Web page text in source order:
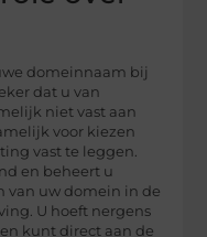
domeinnaam bij
dat u van
niet vast aan
voor kiezen
vast te leggen.
en beheert u
van uw domein in de
U hoeft nergens
kunt direct aan de